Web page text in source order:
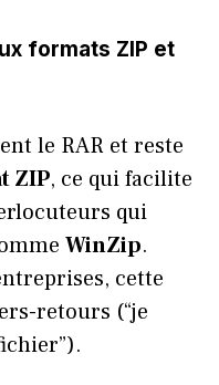
formats ZIP et
le RAR et reste
ZIP, ce qui facilite
qui
WinZip.
cette
retours (“je